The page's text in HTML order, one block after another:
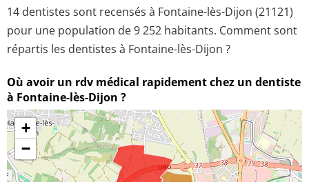
14 dentistes sont recensés à Fontaine-lès-Dijon (21121)
pour une population de 9 252 habitants. Comment sont
répartis les dentistes à Fontaine-lès-Dijon ?
Où avoir un rdv médical rapidement chez un dentiste
à Fontaine-lès-Dijon ?
+
−